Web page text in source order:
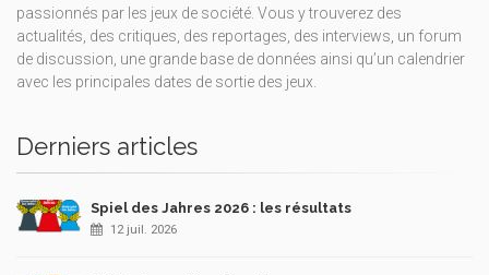
passionnés par les jeux de société. Vous y trouverez des
actualités, des critiques, des reportages, des interviews, un forum
de discussion, une grande base de données ainsi qu’un calendrier
avec les principales dates de sortie des jeux.
Derniers articles
Spiel des Jahres 2026 : les résultats
12 juil. 2026